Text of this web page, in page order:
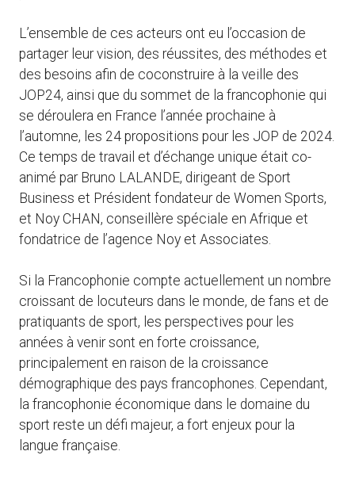
L’ensemble de ces acteurs ont eu l’occasion de
partager leur vision, des réussites, des méthodes et
des besoins afin de coconstruire à la veille des
JOP24, ainsi que du sommet de la francophonie qui
se déroulera en France l’année prochaine à
l’automne, les 24 propositions pour les JOP de 2024.
Ce temps de travail et d’échange unique était co-
animé par Bruno LALANDE, dirigeant de Sport
Business et Président fondateur de Women Sports,
et Noy CHAN, conseillère spéciale en Afrique et
fondatrice de l’agence Noy et Associates.
Si la Francophonie compte actuellement un nombre
croissant de locuteurs dans le monde, de fans et de
pratiquants de sport, les perspectives pour les
années à venir sont en forte croissance,
principalement en raison de la croissance
démographique des pays francophones. Cependant,
la francophonie économique dans le domaine du
sport reste un défi majeur, a fort enjeux pour la
langue française.